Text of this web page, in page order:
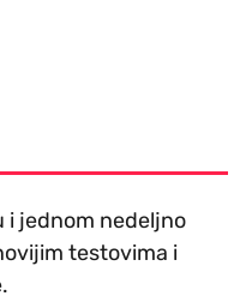
i jednom nedeljno
testovima i